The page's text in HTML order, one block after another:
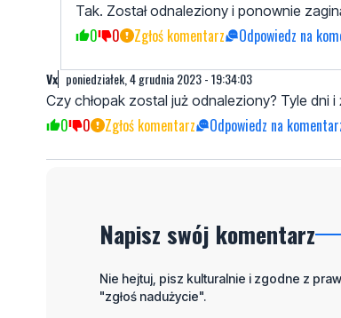
Tak. Został odnaleziony i ponownie
0 0 Zgłoś komentarz Odpowiedz na
Vx poniedziałek, 4 grudnia 2023 - 19:34:03
Czy chłopak zostal już odnaleziony? Tyle dni
0 0 Zgłoś komentarz Odpowiedz na
Napisz swój komentarz
Nie hejtuj, pisz kulturalnie i zgodne z
"zgłoś nadużycie".